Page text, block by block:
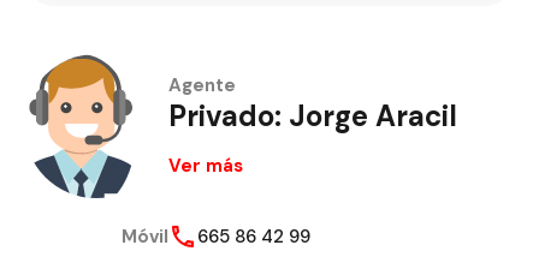
Agente
Privado: Jorge Aracil
Ver más
Móvil
665 86 42 99